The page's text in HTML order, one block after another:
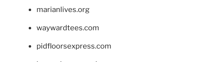
marianlives.org
waywardtees.com
pidfloorsexpress.com